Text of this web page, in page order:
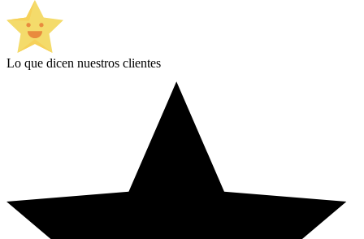
Lo que dicen nuestros clientes